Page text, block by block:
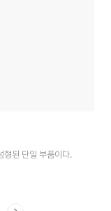
된 단일 부품이다.